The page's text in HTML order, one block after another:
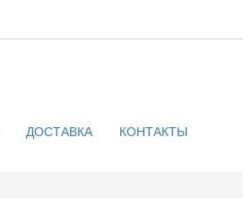
ДОСТАВКА КОНТАКТЫ